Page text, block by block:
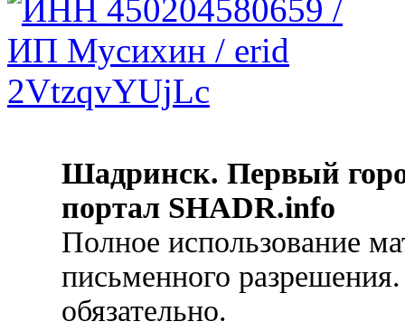
Шадринск. Первый
портал SHADR.info
Полное использование
письменного
обязательно.